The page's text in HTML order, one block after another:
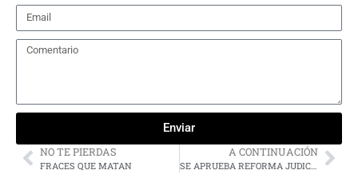
Enviar
NO TE PIERDAS
FRACES QUE MATAN
A CONTINUACIÓN
SE APRUEBA REFORMA JUDICIAL